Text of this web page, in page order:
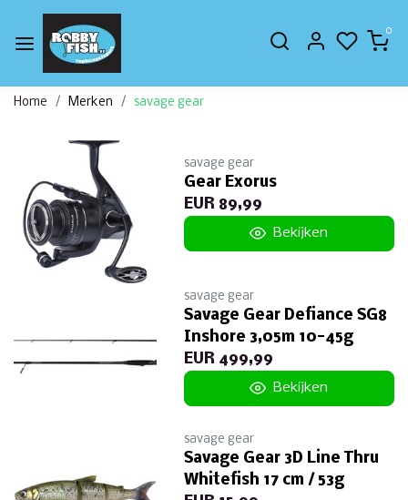
0
Home Merken savage gear
savage gear
Gear Exorus
EUR 89,99
Bekijken
savage gear
Savage Gear Defiance SG8
Inshore 3,05m 10-45g
EUR 499,99
Bekijken
savage gear
Savage Gear 3D Line Thru
Whitefish 17 cm / 53g